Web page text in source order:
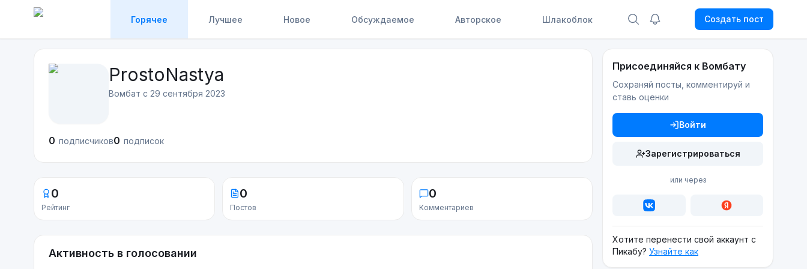
Горячее Лучшее Новое Обсуждаемое Авторское Шлакоблок Создать пост
ProstoNastya
Вомбат с 29 сентября 2023
0 подписчиков0 подписок
0
Рейтинг
0
Постов
0
Комментариев
Активность в голосовании
Присоединяйся к Вомбату
Сохраняй посты, комментируй и
ставь оценки
Войти
Зарегистрироваться
или через
Хотите перенести свой аккаунт с
Пикабу? Узнайте как